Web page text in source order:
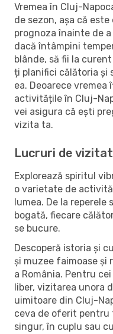
Vremea în Cluj-
de sezon, așa că
prognoza înainte de
dacă întâmpini
blânde, să fii la
ți planifici călătoria și
ea. Deoarece
activitățile în Cluj-
vei asigura că ești
vizita ta.
Lucruri de
Explorează spiritul
o varietate de
lumea. De la reperele
bogată, fiecare
se bucure.
Descoperă istoria și
și muzee faimoase
a România. Pentru
liber, vizitarea unora
uimitoare din Cluj-
ceva de oferit pentru
singur, în cuplu sau